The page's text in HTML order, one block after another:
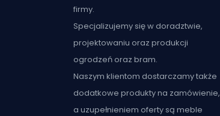
firmy.
Specjalizujemy się w doradztwie,
projektowaniu oraz produkcji
ogrodzeń oraz bram.
Naszym klientom dostarczamy także
dodatkowe produkty na zamówienie,
a uzupełnieniem oferty są meble